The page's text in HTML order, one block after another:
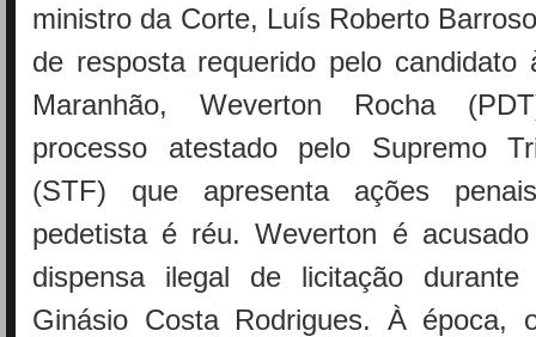
ministro da Corte, Luís Roberto
de resposta requerido pelo candidato
Maranhão, Weverton Rocha
processo atestado pelo Supremo
(STF) que apresenta ações
pedetista é réu. Weverton é
dispensa ilegal de licitação
Ginásio Costa Rodrigues. À época,